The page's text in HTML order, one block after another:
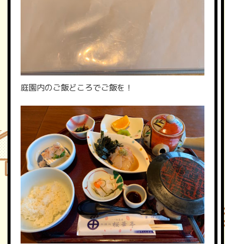
庭園内のご飯どころでご飯を！